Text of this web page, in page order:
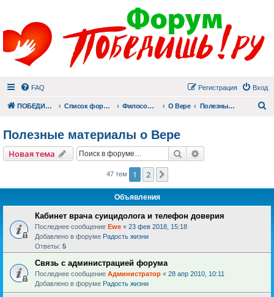
FAQ Вход
Регистрация
ПОБЕДИШЬ.РУ Список форумов Философский раздел О Вере Полезные материалы о Вере
Полезные материалы о Вере
Новая тема Поиск
47 тем 1 2
Объявления
Кабинет врача суицидолога и телефон доверия
Последнее сообщение Ewe « 23 фев 2018, 15:18
Добавлено в форуме Радость жизни
Ответы: 5
Связь с администрацией форума
Последнее сообщение Администратор « 28 апр 2010, 10:11
Добавлено в форуме Радость жизни